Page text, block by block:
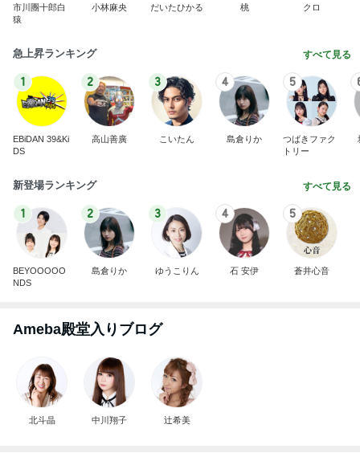
市川團十郎白
猿
小林麻央 だいたひかる 桃 クロ
急上昇ランキング すべて見る
1
EBiDAN 39&Ki
DS
2
高山善廣
3
こいたん
4
島倉りか
5
つばきファク
トリー
新登場ランキング すべて見る
1
BEYOOOOO
NDS
2
島倉りか
3
ゆうこりん
4
石 安伊
5
蒼井心音
Ameba殿堂入りブログ
北斗晶 中川翔子 辻希美